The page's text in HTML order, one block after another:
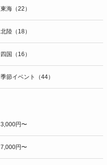
東海（22）
北陸（18）
四国（16）
季節イベント（44）
3,000円〜
7,000円〜